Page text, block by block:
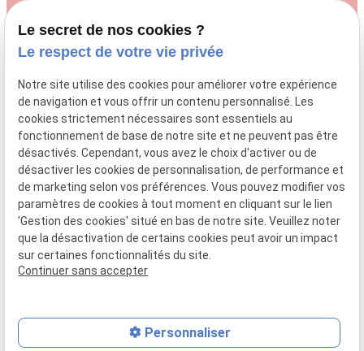
talluto.melaniecharm@gmail.com
79 Chem. d'Estrec,
13120 Gardanne
Le secret de nos cookies ?
Le respect de votre vie privée
Notre site utilise des cookies pour améliorer votre expérience
de navigation et vous offrir un contenu personnalisé. Les
cookies strictement nécessaires sont essentiels au
fonctionnement de base de notre site et ne peuvent pas être
désactivés. Cependant, vous avez le choix d'activer ou de
désactiver les cookies de personnalisation, de performance et
de marketing selon vos préférences. Vous pouvez modifier vos
paramètres de cookies à tout moment en cliquant sur le lien
'Gestion des cookies' situé en bas de notre site. Veuillez noter
que la désactivation de certains cookies peut avoir un impact
sur certaines fonctionnalités du site.
Continuer sans accepter
Personnaliser